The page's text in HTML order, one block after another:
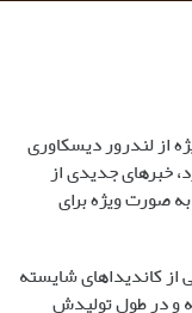
از لندرور دیسکاوری
خبرهای جدیدی از
صورت ویژه برای
از کاندیداهای شایسته
و در طول تولیدش